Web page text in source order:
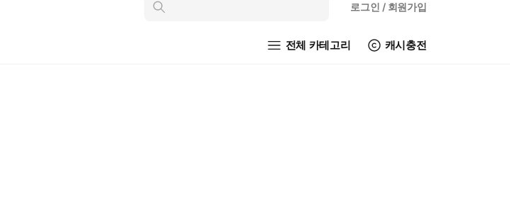
인
로그인 / 회원가입
전체 카테고리 캐시충전